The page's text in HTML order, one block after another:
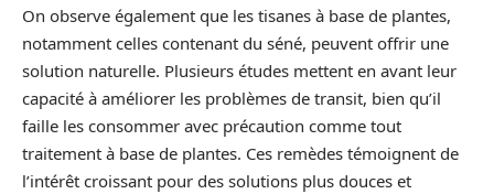
On observe également que les tisanes à base de plantes,
notamment celles contenant du séné, peuvent offrir une
solution naturelle. Plusieurs études mettent en avant leur
capacité à améliorer les problèmes de transit, bien qu’il
faille les consommer avec précaution comme tout
traitement à base de plantes. Ces remèdes témoignent de
l’intérêt croissant pour des solutions plus douces et